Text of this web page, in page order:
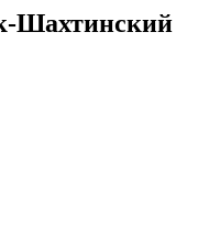
Шахтинский